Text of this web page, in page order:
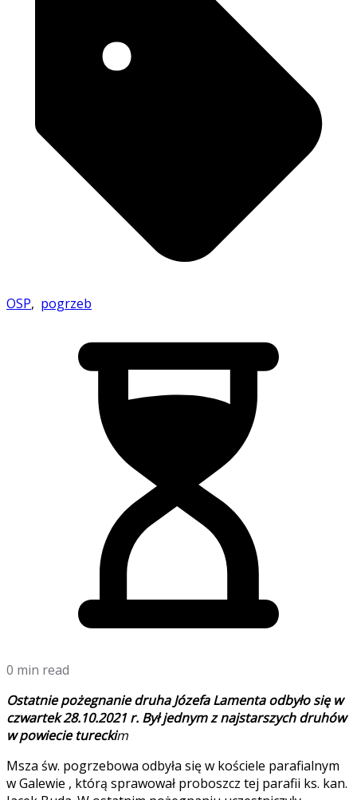
OSP, pogrzeb
0 min read
Ostatnie pożegnanie druha Józefa Lamenta odbyło się w
czwartek 28.10.2021 r. Był jednym z najstarszych druhów
w powiecie tureckim
Msza św. pogrzebowa odbyła się w kościele parafialnym
w Galewie , którą sprawował proboszcz tej parafii ks. kan.